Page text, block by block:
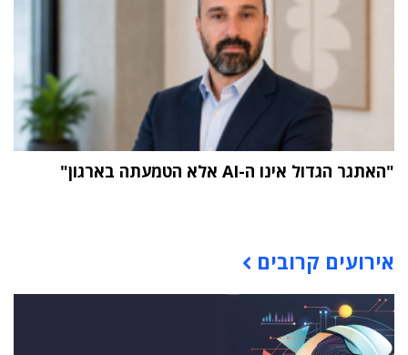
"האתגר הגדול אינו ה-AI אלא הטמעתה בארגון"
אירועים קרובים